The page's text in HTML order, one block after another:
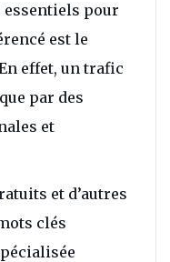
essentiels pour
est le
effet, un trafic
par des
et
et d’autres
clés